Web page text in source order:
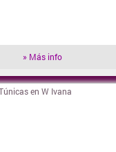
» Más info
» Visitar tienda